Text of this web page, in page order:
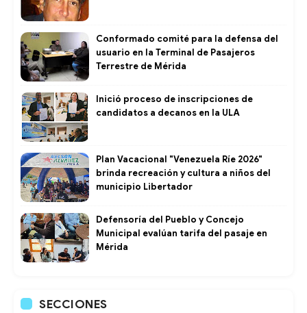
Conformado comité para la defensa del
usuario en la Terminal de Pasajeros
Terrestre de Mérida
Inició proceso de inscripciones de
candidatos a decanos en la ULA
Plan Vacacional "Venezuela Ríe 2026"
brinda recreación y cultura a niños del
municipio Libertador
Defensoría del Pueblo y Concejo
Municipal evalúan tarifa del pasaje en
Mérida
SECCIONES